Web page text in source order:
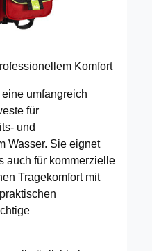
Komfort
umfangreich
für
und
Wasser. Sie eignet
auch für kommerzielle
Tragekomfort mit